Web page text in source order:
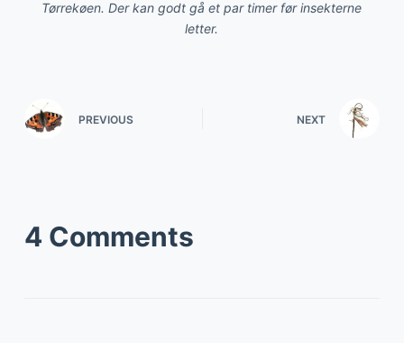
Tørrekøen. Der kan godt gå et par timer før insekterne
letter.
PREVIOUS NEXT
4 Comments